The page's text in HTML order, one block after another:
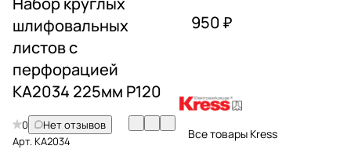
шлифовальных
листов с
перфорацией
KA2034 225мм P120
0
Нет отзывов
Арт.KA2034
950 ₽
Все товары Kress